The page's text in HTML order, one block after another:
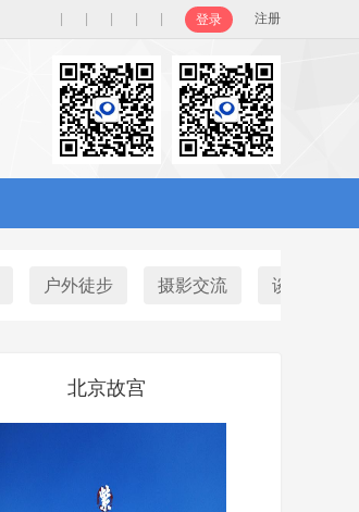
登录 注册
户外徒步 摄影交流 谈天说地
北京故宫